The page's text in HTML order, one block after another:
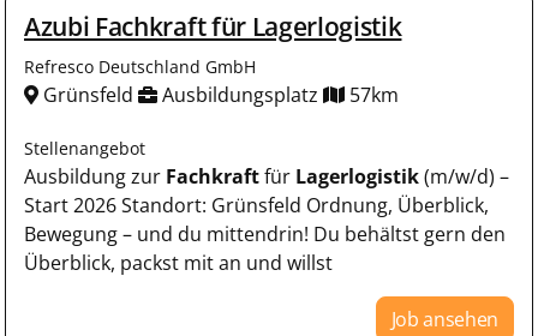
Azubi Fachkraft für Lagerlogistik
Refresco Deutschland GmbH
Grünsfeld Ausbildungsplatz 57km
Stellenangebot
Ausbildung zur Fachkraftfür Lagerlogistik(m/w/d) –
Start 2026 Standort: Grünsfeld Ordnung, Überblick,
Bewegung – und du mittendrin! Du behältst gern den
Überblick, packst mit an und willst
Job ansehen